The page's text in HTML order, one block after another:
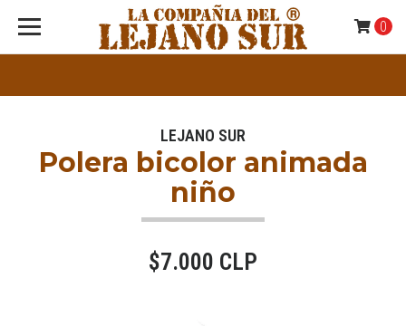
0
LEJANO SUR
Polera bicolor animada
niño
$7.000 CLP